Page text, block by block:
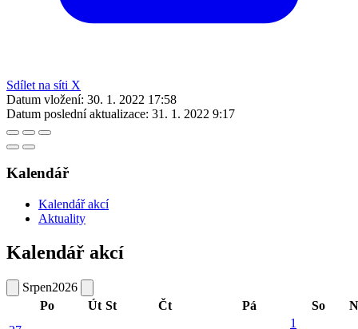
Sdílet na síti X
Datum vložení: 30. 1. 2022 17:58
Datum poslední aktualizace: 31. 1. 2022 9:17
Kalendář
Kalendář akcí
Aktuality
Kalendář akcí
Srpen2026
Po
Út St Čt Pá So
1